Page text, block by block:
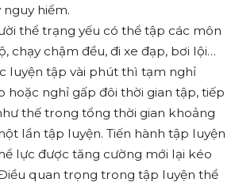
nguy hiểm.
thể trạng yếu có thể tập các môn
chạy chậm đều, đi xe đạp, bơi lội…
luyện tập vài phút thì tạm nghỉ
hoặc nghỉ gấp đôi thời gian tập, tiếp
thế trong tổng thời gian khoảng
lần tập luyện. Tiến hành tập luyện
lực được tăng cường mới lại kéo
quan trọng trong tập luyện thể